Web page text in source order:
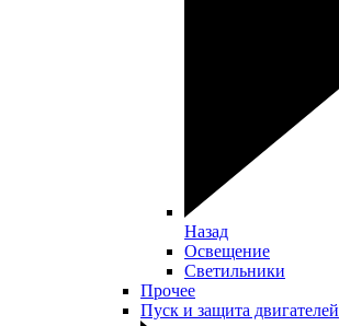
Назад
Освещение
Светильники
Прочее
Пуск и защита двигателей